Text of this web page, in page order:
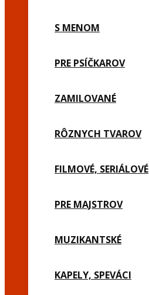
S MENOM
PRE PSÍČKAROV
ZAMILOVANÉ
RÔZNYCH TVAROV
FILMOVÉ, SERIÁLOVÉ
PRE MAJSTROV
MUZIKANTSKÉ
KAPELY, SPEVÁCI